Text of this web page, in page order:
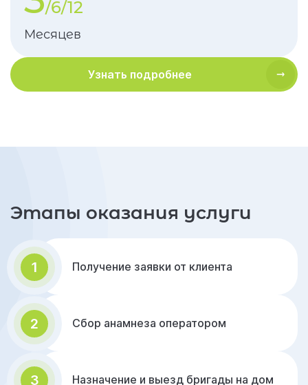
/6/12
Месяцев
Узнать подробнее
Этапы оказания услуги
1 Получение заявки от клиента
2 Сбор анамнеза оператором
3 Назначение и выезд бригады на дом